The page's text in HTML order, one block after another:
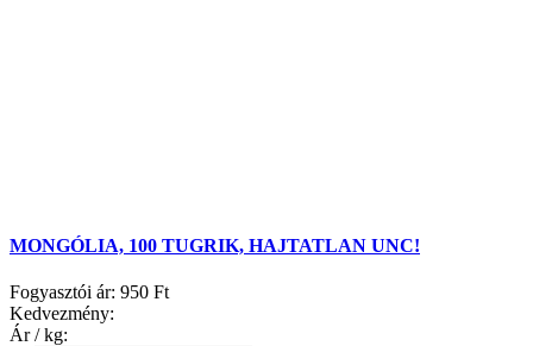
MONGÓLIA, 100 TUGRIK, HAJTATLAN UNC!
Fogyasztói ár: 950 Ft
Kedvezmény:
Ár / kg: